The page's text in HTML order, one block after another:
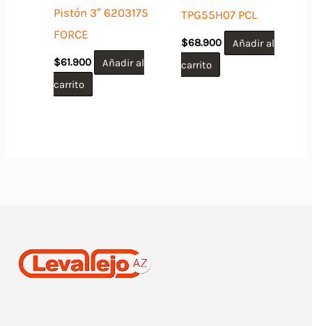
Pistón 3″ 6203175
FORCE
$61.900
Añadir al
carrito
TPG55H07 PCL
$68.900
Añadir al
carrito